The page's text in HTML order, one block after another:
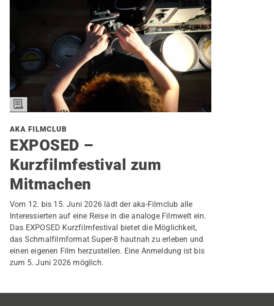
AKA FILMCLUB
EXPOSED –
Kurzfilmfestival zum
Mitmachen
Vom 12. bis 15. Juni 2026 lädt der aka-Filmclub alle
Interessierten auf eine Reise in die analoge Filmwelt ein.
Das EXPOSED Kurzfilmfestival bietet die Möglichkeit,
das Schmalfilmformat Super-8 hautnah zu erleben und
einen eigenen Film herzustellen. Eine Anmeldung ist bis
zum 5. Juni 2026 möglich.